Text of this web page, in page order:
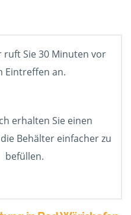
ruft Sie 30 Minuten vor
Eintreffen an.
erhalten Sie einen
Behälter einfacher zu
befüllen.